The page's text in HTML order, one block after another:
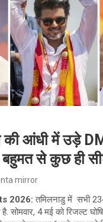
की आंधी में उड़े
से कुछ ही
mirror
2026:तमिलनाडु में सभी
है. सोमवार, 4 मई को रिजल्ट